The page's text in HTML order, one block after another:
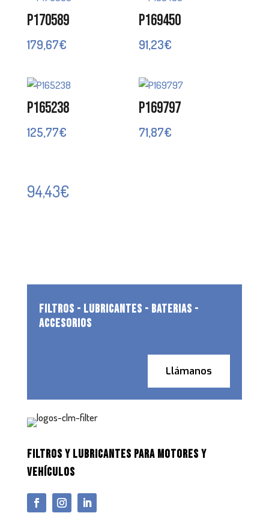
P170589
179,67€
P169450
91,23€
P165238
125,77€
P169797
71,87€
94,43€
FILTROS - LUBRICANTES - BATERIAS -
ACCESORIOS
Llámanos
FILTROS Y LUBRICANTES PARA MOTORES Y
VEHÍCULOS